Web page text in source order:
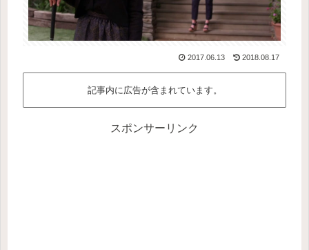
2017.06.13 2018.08.17
記事内に広告が含まれています。
スポンサーリンク